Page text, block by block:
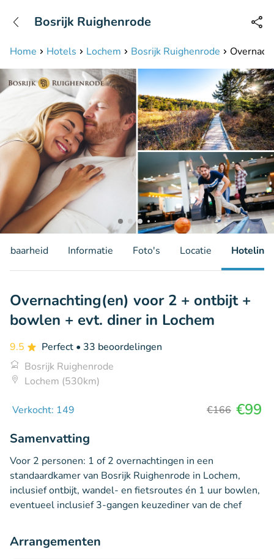
Bereikbaar tot 23:00 uur
Home Hotels Lochem Bosrijk Ruighenrode
Bosrijk Ruighenrode
Informatie Foto's Locatie Hotelinfo
Overnachting(en) voor 2 + ontbijt +
bowlen + evt. diner in Lochem
9.5 Perfect • 33 beoordelingen
Bosrijk Ruighenrode
Lochem (530km)
Verkocht: 149 €166 €99
Samenvatting
Voor 2 personen: 1 of 2 overnachtingen in een
standaardkamer van Bosrijk Ruighenrode in Lochem,
inclusief ontbijt, wandel- en fietsroutes én 1 uur bowlen,
eventueel inclusief 3-gangen keuzediner van de chef
Arrangementen